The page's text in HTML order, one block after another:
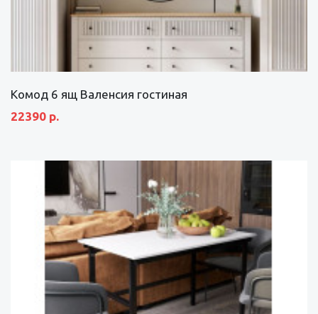
Комод 6 ящ Валенсия гостиная
22390 р.